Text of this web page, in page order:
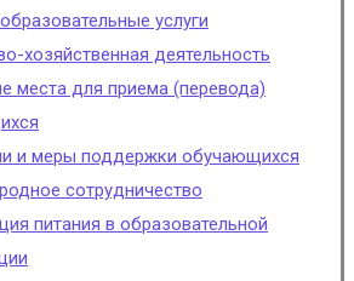
услуги
хозяйственная деятельность
места для приема (перевода)
и меры поддержки обучающихся
сотрудничество
питания в образовательной